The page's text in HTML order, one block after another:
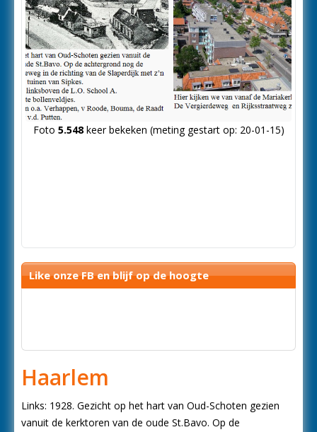
Foto 5.548keer bekeken (meting gestart op: 20-01-15)
Like onze FB en blijf op de hoogte
Haarlem
Links: 1928. Gezicht op het hart van Oud-Schoten gezien
vanuit de kerktoren van de oude St.Bavo. Op de